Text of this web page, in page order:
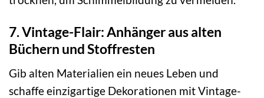
7. Vintage-Flair: Anhänger aus alten
Büchern und Stoffresten
Gib alten Materialien ein neues Leben und
schaffe einzigartige Dekorationen mit Vintage-